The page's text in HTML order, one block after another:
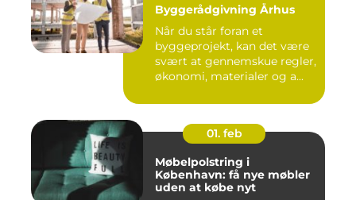
Byggerådgivning Århus
Når du står foran et
byggeprojekt, kan det være
svært at gennemskue regler,
økonomi, materialer og a...
01. feb
Møbelpolstring i
København: få nye møbler
uden at købe nyt